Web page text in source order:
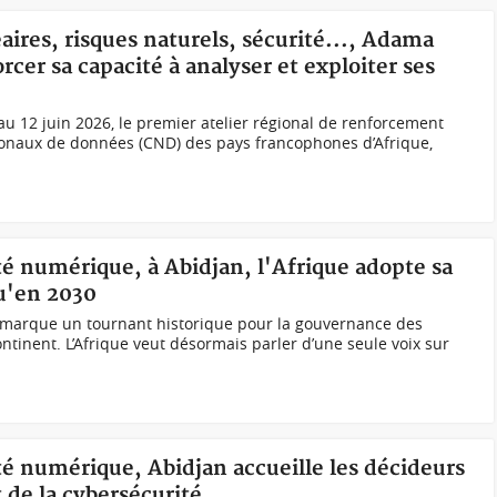
risques naturels, sécurité..., Adama
sa capacité à analyser et exploiter ses
12 juin 2026, le premier atelier régional de renforcement
de données (CND) des pays francophones d’Afrique,
numérique, à Abidjan, l'Afrique adopte sa
2030
un tournant historique pour la gouvernance des
L’Afrique veut désormais parler d’une seule voix sur
numérique, Abidjan accueille les décideurs